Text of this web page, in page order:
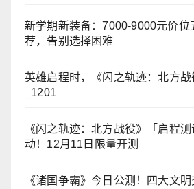
新学期新装备：7000-9000元价位
荐，告别选择困难
英雄启程时，《闪之轨迹：北方战
_1201
《闪之轨迹：北方战役》「启程
动！12月11日限量开测
《诸国争霸》今日公测！四大文